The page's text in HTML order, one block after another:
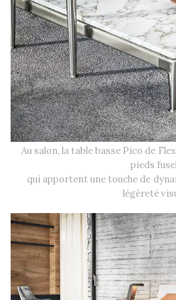
Au salon, la table basse Pico de
pieds
qui apportent une touche de
légèreté